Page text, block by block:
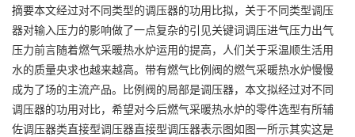
摘要本文经过对不同类型的调压器的功用比拟，关于不同类型调压
器对输入压力的影响做了一点复杂的引见关键词调压进气压力出气
压力前言随着燃气采暖热水炉运用的提高，人们关于采温顺生活用
水的质量央求也越来越高。带有燃气比例阀的燃气采暖热水炉慢慢
成为了场的主流产品。比例阀的局部是调压器，本文拟经过对不同
调压器的功用对比，希望对今后燃气采暖热水炉的零件选型有所辅
佐调压器类直接型调压器直接型调压器表示图如图一所示其实这是